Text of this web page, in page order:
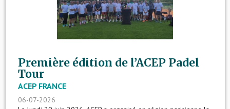
Première édition de l’ACEP Padel
Tour
ACEP FRANCE
06-07-2026